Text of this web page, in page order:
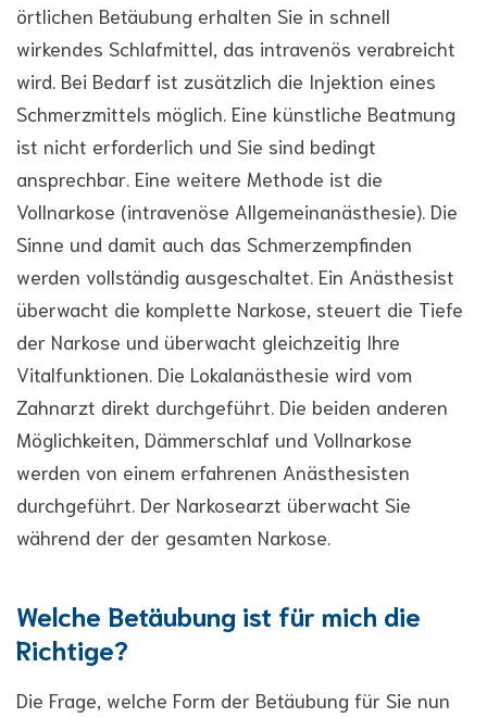
örtlichen Betäubung erhalten Sie in schnell
wirkendes Schlafmittel, das intravenös verabreicht
wird. Bei Bedarf ist zusätzlich die Injektion eines
Schmerzmittels möglich. Eine künstliche Beatmung
ist nicht erforderlich und Sie sind bedingt
ansprechbar. Eine weitere Methode ist die
Vollnarkose (intravenöse Allgemeinanästhesie). Die
Sinne und damit auch das Schmerzempfinden
werden vollständig ausgeschaltet. Ein Anästhesist
überwacht die komplette Narkose, steuert die Tiefe
der Narkose und überwacht gleichzeitig Ihre
Vitalfunktionen. Die Lokalanästhesie wird vom
Zahnarzt direkt durchgeführt. Die beiden anderen
Möglichkeiten, Dämmerschlaf und Vollnarkose
werden von einem erfahrenen Anästhesisten
durchgeführt. Der Narkosearzt überwacht Sie
während der der gesamten Narkose.
Welche Betäubung ist für mich die
Richtige?
Die Frage, welche Form der Betäubung für Sie nun